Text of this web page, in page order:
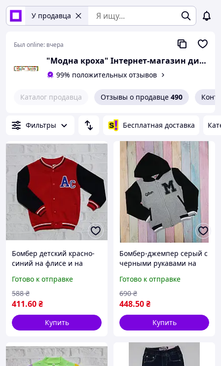
У продавца
Был online: вчера
"Модна кроха" Iнтернет-магазин дитячого одягу та взуття в роздріб
99% положительных отзывов
Каталог продавца Отзывы о продавце 490
Фильтры Бесплатная доставка
Бомбер детский красно-
синий на флисе и на
Готово к отправке
411.60₴
588 ₴
Купить
Бомбер-джемпер серый с
черными рукавами на
для мальч. "М" р 122
Готово к отправке
448.50₴
690 ₴
Купить